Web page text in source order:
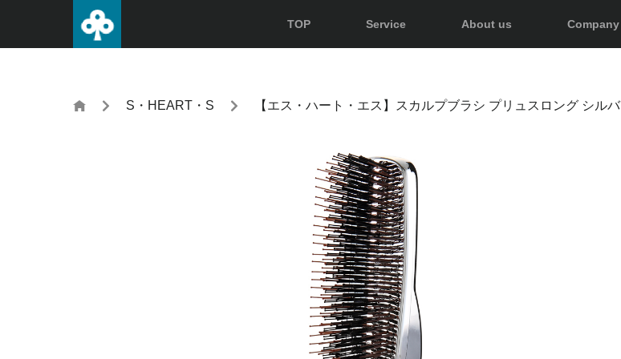
TOP Service About us Company
S・HEART・S 【エス・ハート・エス】スカルプブラシ プリュスロング シル